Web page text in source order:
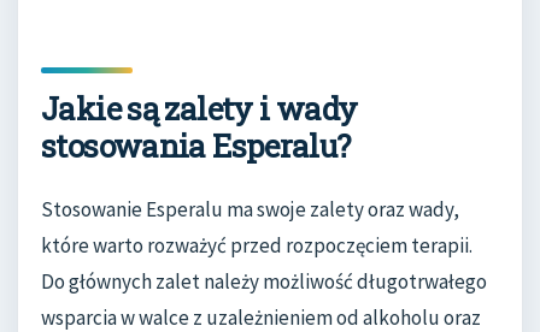
Jakie są zalety i wady
stosowania Esperalu?
Stosowanie Esperalu ma swoje zalety oraz wady,
które warto rozważyć przed rozpoczęciem terapii.
Do głównych zalet należy możliwość długotrwałego
wsparcia w walce z uzależnieniem od alkoholu oraz